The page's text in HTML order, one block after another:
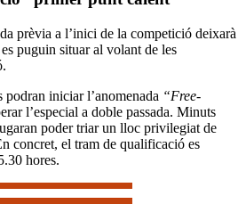
prèvia a l’inici de la competició deixarà
puguin situar al volant de les
iniciar l’anomenada “Free-
l’especial a doble passada. Minuts
poder triar un lloc privilegiat de
concret, el tram de qualificació es
hores.